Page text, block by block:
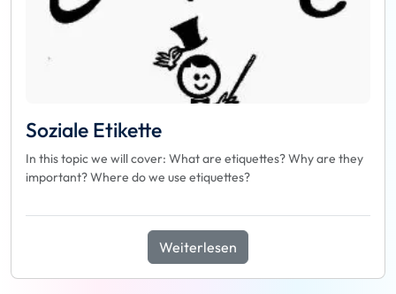
Soziale Etikette
In this topic we will cover: What are etiquettes? Why are they
important? Where do we use etiquettes?
Weiterlesen